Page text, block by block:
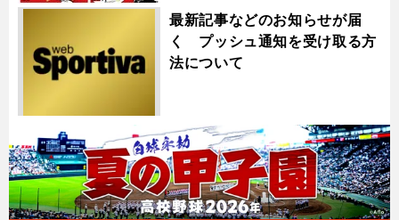
最新記事などのお知らせが届
く プッシュ通知を受け取る方
法について